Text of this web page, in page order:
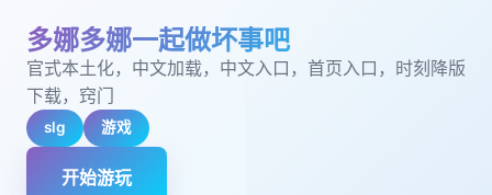
多娜多娜一起做坏事吧
官式本土化，中文加载，中文入口，首页入口，时刻降版
下载，窍门
slg 游戏
开始游玩